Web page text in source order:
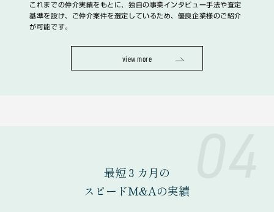
これまでの仲介実績をもとに、独自の事業インタビュー手法や査定
基準を設け、ご仲介案件を選定しているため、優良企業様のご紹介
が可能です。
view more
最短３カ月の
スピードM&Aの実績